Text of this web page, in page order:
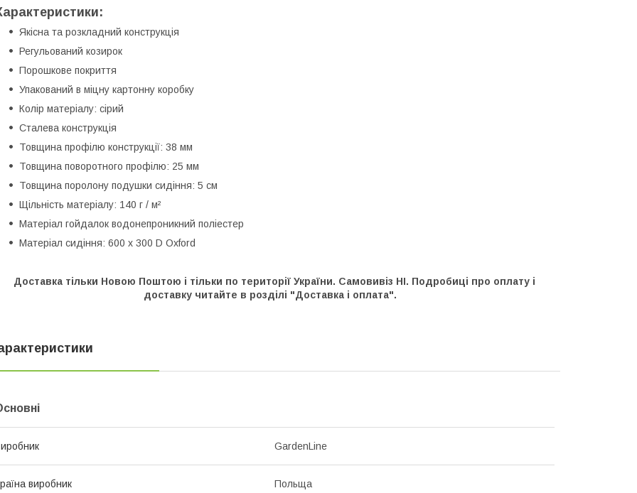
Якісна та розкладний конструкція
Регульований козирок
Порошкове покриття
Упакований в міцну картонну коробку
Колір матеріалу: сірий
Сталева конструкція
Товщина профілю конструкції: 38 мм
Товщина поворотного профілю: 25 мм
Товщина поролону подушки сидіння: 5 см
Щільність матеріалу: 140 г / м²
Матеріал гойдалок водонепроникний поліестер
Матеріал сидіння: 600 x 300 D Oxford
Доставка тільки Новою Поштою і тільки по території України. Самовивіз НІ. Подробиці про оплату і
доставку читайте в розділі "Доставка і оплата".
GardenLine
виробник Польща